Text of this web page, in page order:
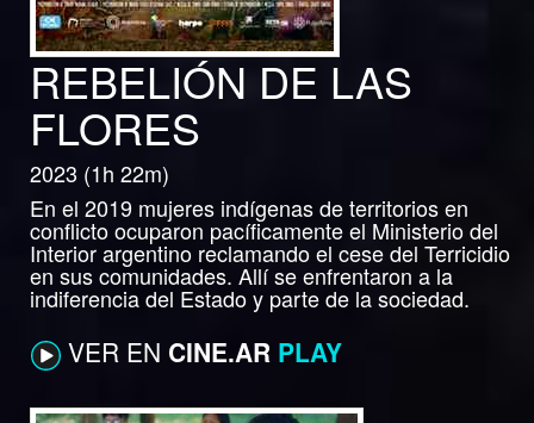
REBELIÓN DE LAS
FLORES
2023 (1h 22m)
En el 2019 mujeres indígenas de territorios en
conflicto ocuparon pacíficamente el Ministerio del
Interior argentino reclamando el cese del Terricidio
en sus comunidades. Allí se enfrentaron a la
indiferencia del Estado y parte de la sociedad.
VER EN CINE.AR PLAY